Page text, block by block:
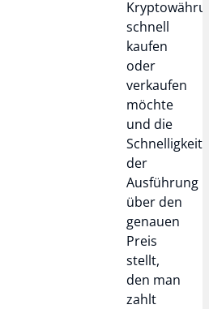
schnell
kaufen
oder
verkaufen
möchte
und die
Schnelligkeit
der
Ausführung
über den
genauen
Preis
stellt,
den man
zahlt